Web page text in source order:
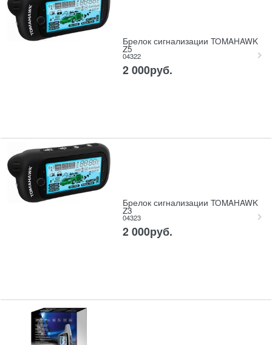
Брелок сигнализации TOMAHAWK
Z5
04322
2 000руб.
Брелок сигнализации TOMAHAWK
Z3
04323
2 000руб.